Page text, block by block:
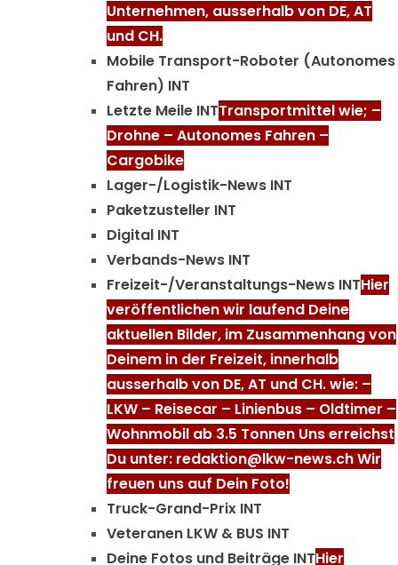
Unternehmen, ausserhalb von DE, AT
und CH.
Mobile Transport-Roboter (Autonomes
Fahren) INT
Letzte Meile INTTransportmittel wie; –
Drohne – Autonomes Fahren –
Cargobike
Lager-/Logistik-News INT
Paketzusteller INT
Digital INT
Verbands-News INT
Freizeit-/Veranstaltungs-News INTHier
veröffentlichen wir laufend Deine
aktuellen Bilder, im Zusammenhang von
Deinem in der Freizeit, innerhalb
ausserhalb von DE, AT und CH. wie: –
LKW – Reisecar – Linienbus – Oldtimer –
Wohnmobil ab 3.5 Tonnen Uns erreichst
Du unter: redaktion@lkw-news.ch Wir
freuen uns auf Dein Foto!
Truck-Grand-Prix INT
Veteranen LKW & BUS INT
Deine Fotos und Beiträge INTHier